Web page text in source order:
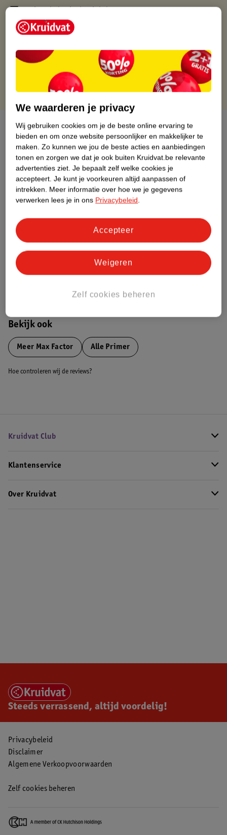
Op werkdagen voor 22:00 uur besteld, volgende dag in huis
Gratis thuisbezorgd vanaf 50.00
Gratis punten met je Kruidvat kaart
Over dit product
Productinformatie
Etiketinformatie
Impact Score.
Bekijk ook
Meer Max Factor Alle Primer
Hoe controleren wij de reviews?
Kruidvat Club
Klantenservice
Over Kruidvat
Steeds verrassend, altijd voordelig!
Privacybeleid
Disclaimer
Algemene Verkoopvoorwaarden
Zelf cookies beheren
We waarderen je privacy
Wij gebruiken cookies om je de beste online ervaring te
bieden en om onze website persoonlijker en makkelijker te
maken. Zo kunnen we jou de beste acties en aanbiedingen
tonen en zorgen we dat je ook buiten Kruidvat.be relevante
advertenties ziet. Je bepaalt zelf welke cookies je
accepteert. Je kunt je voorkeuren altijd aanpassen of
intrekken. Meer informatie over hoe we je gegevens
verwerken lees je in ons Privacybeleid.
Zelf cookies beheren
Weigeren
Accepteer